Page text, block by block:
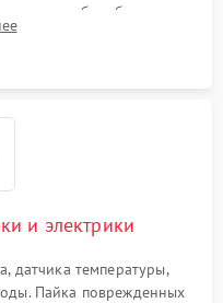
барабана и
люка на разрывы.
и электрики
датчика температуры,
Пайка поврежденных